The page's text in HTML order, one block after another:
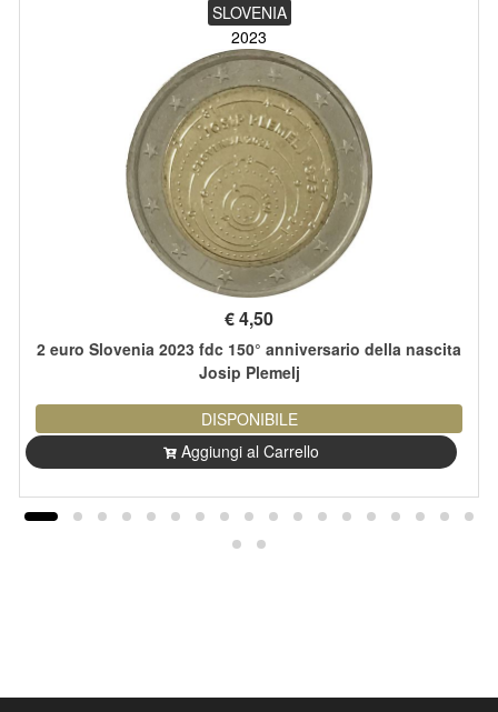
SLOVENIA
2023
€4,50
2 euro Slovenia 2023 fdc 150° anniversario della nascita
Josip Plemelj
DISPONIBILE
Aggiungi al Carrello